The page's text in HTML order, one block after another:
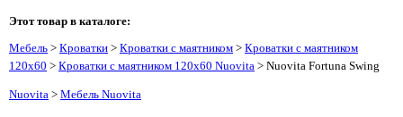
Этот товар в каталоге:
Мебель > Кроватки > Кроватки с маятником > Кроватки с маятником
120х60 > Кроватки с маятником 120х60 Nuovita > Nuovita Fortuna Swing
Nuovita > Мебель Nuovita